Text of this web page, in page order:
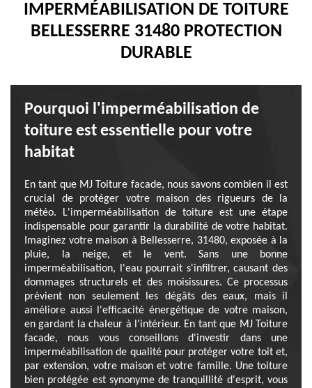
IMPERMÉABILISATION DE TOITURE
BELLESSERRE 31480 PROTECTION
DURABLE
Pourquoi l'imperméabilisation de
toiture est essentielle pour votre
habitat
En tant que MJ Toiture facade, nous savons combien il est
crucial de protéger votre maison des rigueurs de la
météo. L'imperméabilisation de toiture est une étape
indispensable pour garantir la durabilité de votre habitat.
Imaginez votre maison à Bellesserre, 31480, exposée à la
pluie, la neige, et le vent. Sans une bonne
imperméabilisation, l'eau pourrait s'infiltrer, causant des
dommages structurels et des moisissures. Ce processus
prévient non seulement les dégâts des eaux, mais il
améliore aussi l'efficacité énergétique de votre maison,
en gardant la chaleur à l'intérieur. En tant que MJ Toiture
facade, nous vous conseillons d'investir dans une
imperméabilisation de qualité pour protéger votre toit et,
par extension, votre maison et votre famille. Une toiture
bien protégée est synonyme de tranquillité d'esprit, vous